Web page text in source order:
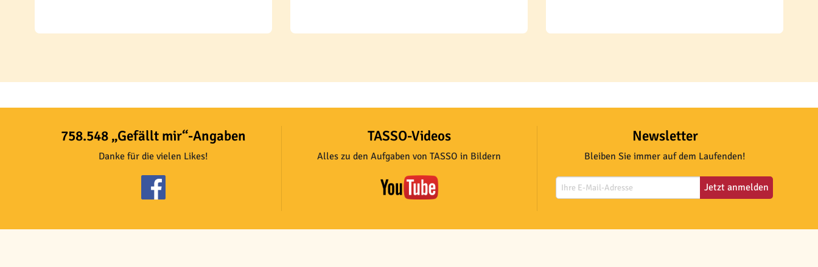
758.548 „Gefällt mir“-Angaben
Danke für die vielen Likes!
TASSO-Videos
Alles zu den Aufgaben von TASSO in Bildern
Newsletter
Bleiben Sie immer auf dem Laufenden!
Jetzt anmelden